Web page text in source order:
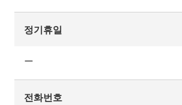
정기휴일
ー
전화번호